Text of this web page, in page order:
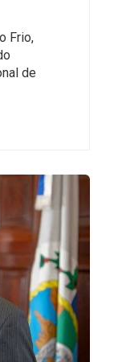
Frio,
de